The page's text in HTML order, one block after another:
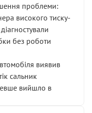
проблеми:
високого тиску-
без роботи
виявив
сальник
вийшло в